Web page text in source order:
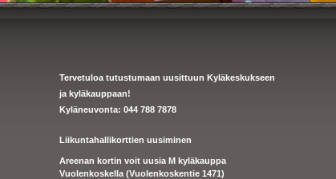
Tervetuloa tutustumaan uusittuun Kyläkeskukseen
ja kyläkauppaan!
Kyläneuvonta: 044 788 7878
Liikuntahallikorttien uusiminen
Areenan kortin voit uusia M kyläkauppa
Vuolenkoskella (Vuolenkoskentie 1471)